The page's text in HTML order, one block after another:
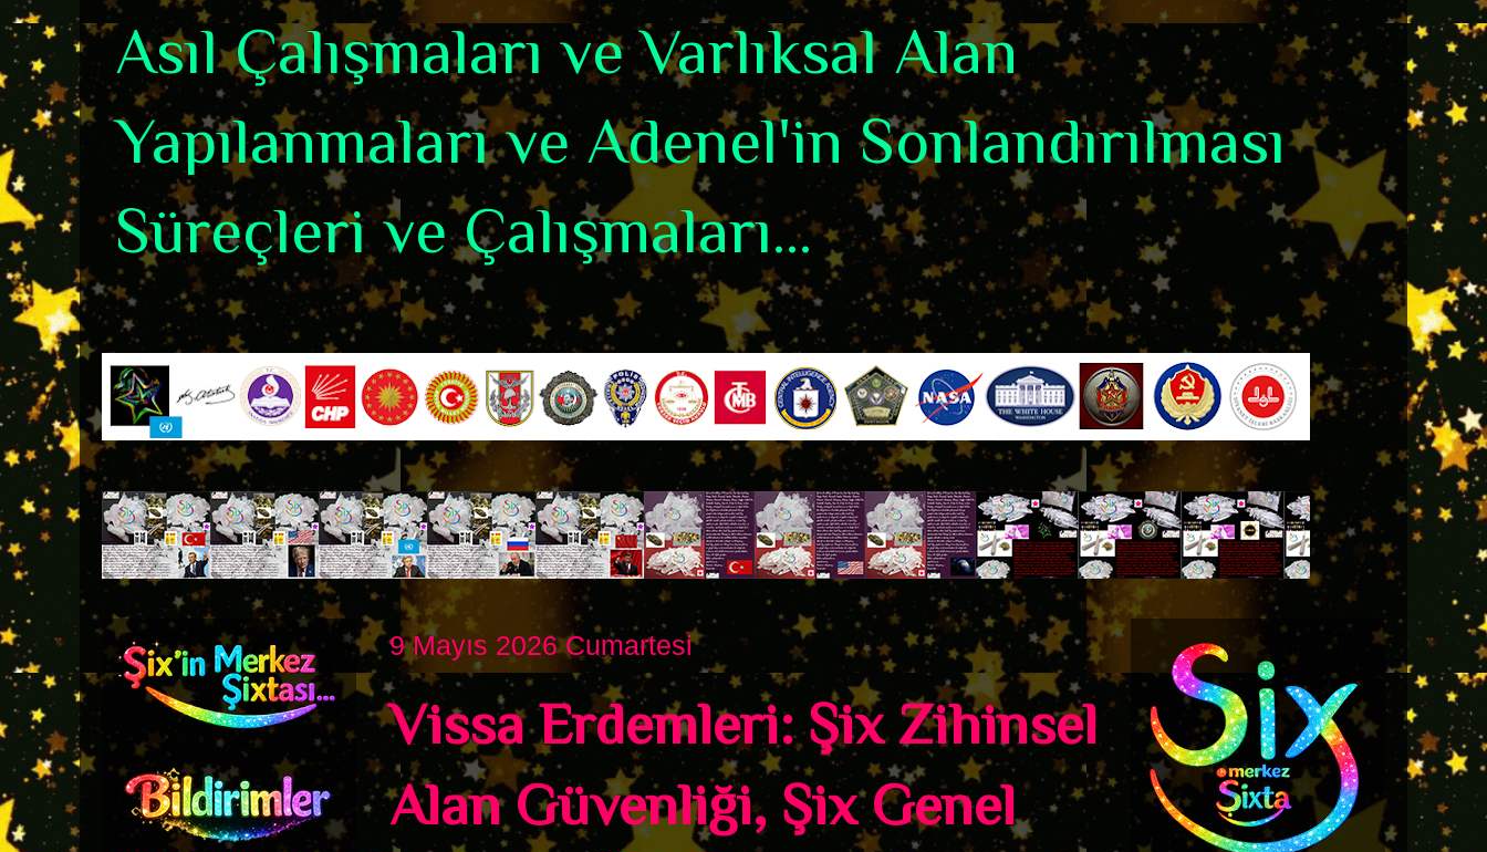
Asıl Çalışmaları ve Varlıksal Alan
Yapılanmaları ve Adenel'in Sonlandırılması
Süreçleri ve Çalışmaları...
9 Mayıs 2026 Cumartesi
Vissa Erdemleri: Şix Zihinsel
Alan Güvenliği, Şix Genel